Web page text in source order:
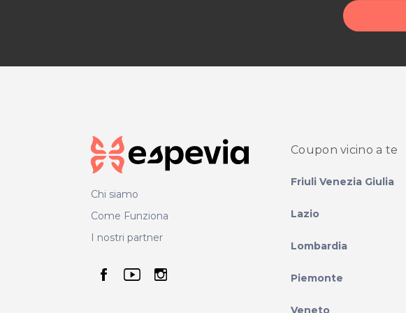
Chi siamo
Come Funziona
I nostri partner
seguici su facebook
seguici su youtube
seguici su instagram
Coupon vicino a te
Friuli Venezia Giulia
Lazio
Lombardia
Piemonte
Veneto